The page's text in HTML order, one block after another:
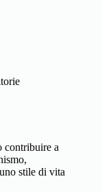
contribuire a
stile di vita